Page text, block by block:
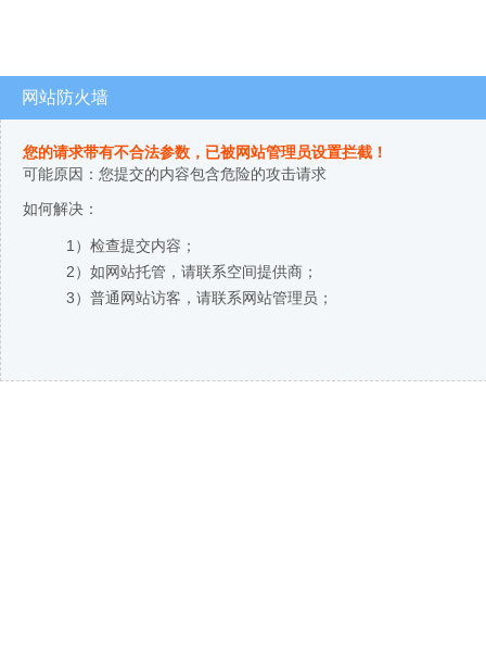
网站防火墙
您的请求带有不合法参数，已被网站管理员设置拦截！
可能原因：您提交的内容包含危险的攻击请求
如何解决：
1）检查提交内容；
2）如网站托管，请联系空间提供商；
3）普通网站访客，请联系网站管理员；